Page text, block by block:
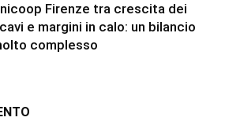
Firenze tra crescita dei
e margini in calo: un bilancio
complesso